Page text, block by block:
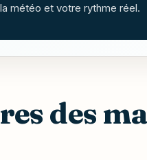
météo et votre rythme réel.
des